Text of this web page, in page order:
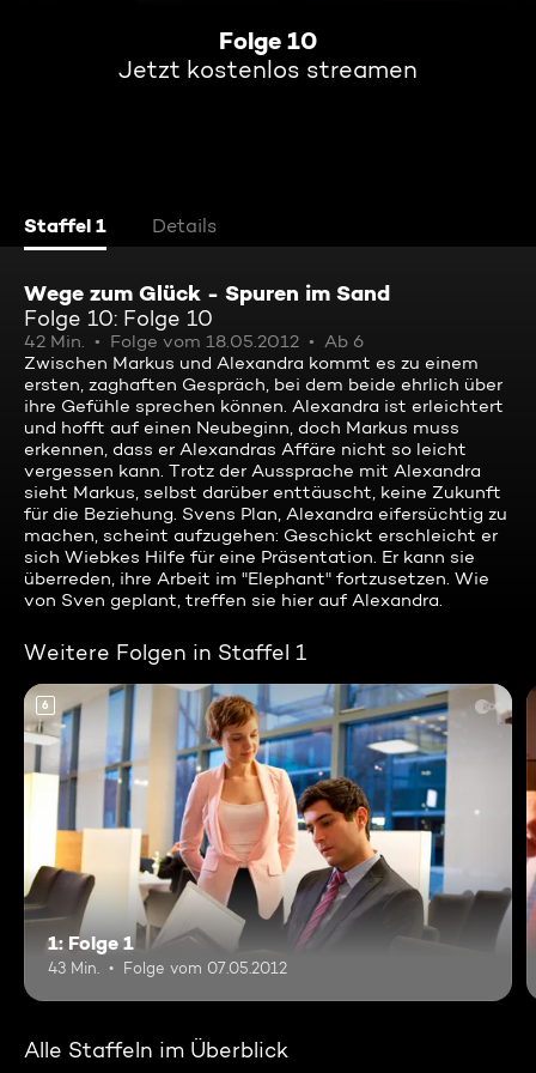
Folge 10
Jetzt kostenlos streamen
Staffel 1 Details
Wege zum Glück - Spuren im Sand
Folge 10: Folge 10
42 Min. Folge vom 18.05.2012
Ab 6
Zwischen Markus und Alexandra kommt es zu einem
ersten, zaghaften Gespräch, bei dem beide ehrlich über
ihre Gefühle sprechen können. Alexandra ist erleichtert
und hofft auf einen Neubeginn, doch Markus muss
erkennen, dass er Alexandras Affäre nicht so leicht
vergessen kann. Trotz der Aussprache mit Alexandra
sieht Markus, selbst darüber enttäuscht, keine Zukunft
für die Beziehung. Svens Plan, Alexandra eifersüchtig zu
machen, scheint aufzugehen: Geschickt erschleicht er
sich Wiebkes Hilfe für eine Präsentation. Er kann sie
überreden, ihre Arbeit im "Elephant" fortzusetzen. Wie
von Sven geplant, treffen sie hier auf Alexandra.
Weitere Folgen in Staffel 1
6
1: Folge 1
43 Min. Folge vom 07.05.2012
Alle Staffeln im Überblick